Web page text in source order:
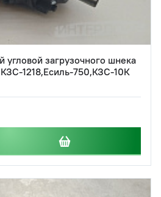
угловой загрузочного шнека
1218,Есиль-750,КЗС-10К